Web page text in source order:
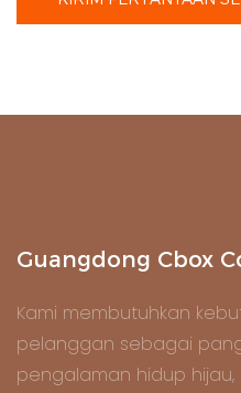
Guangdong Cbox
Kami membutuhkan
pelanggan sebagai
pengalaman hidup hijau,